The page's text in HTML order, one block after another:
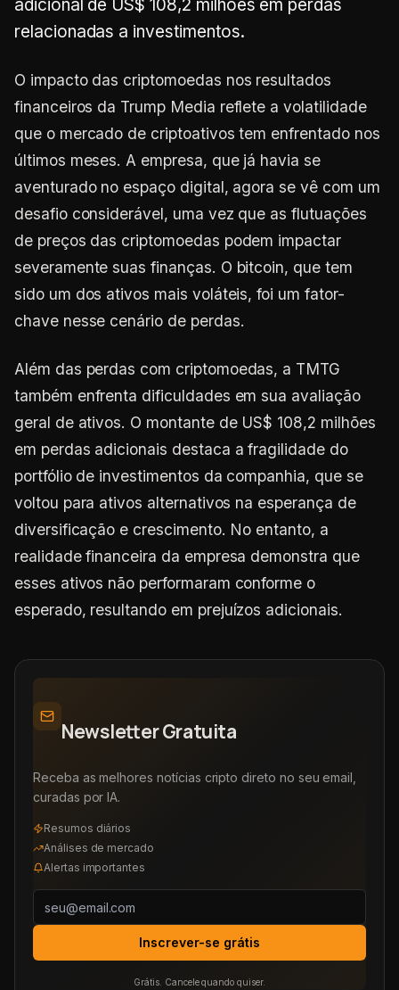
adicional de US$ 108,2 milhões em perdas
relacionadas a investimentos.
O impacto das criptomoedas nos resultados
financeiros da Trump Media reflete a volatilidade
que o mercado de criptoativos tem enfrentado nos
últimos meses. A empresa, que já havia se
aventurado no espaço digital, agora se vê com um
desafio considerável, uma vez que as flutuações
de preços das criptomoedas podem impactar
severamente suas finanças. O bitcoin, que tem
sido um dos ativos mais voláteis, foi um fator-
chave nesse cenário de perdas.
Além das perdas com criptomoedas, a TMTG
também enfrenta dificuldades em sua avaliação
geral de ativos. O montante de US$ 108,2 milhões
em perdas adicionais destaca a fragilidade do
portfólio de investimentos da companhia, que se
voltou para ativos alternativos na esperança de
diversificação e crescimento. No entanto, a
realidade financeira da empresa demonstra que
esses ativos não performaram conforme o
esperado, resultando em prejuízos adicionais.
Newsletter Gratuita
Receba as melhores notícias cripto direto no seu email,
curadas por IA.
Resumos diários
Análises de mercado
Alertas importantes
Inscrever-se grátis
Grátis. Cancele quando quiser.